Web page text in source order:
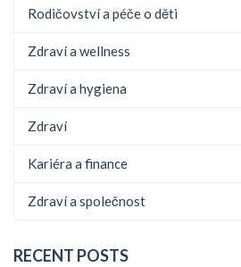
Rodičovství a péče o děti
Zdraví a wellness
Zdraví a hygiena
Zdraví
Kariéra a finance
Zdraví a společnost
RECENT POSTS